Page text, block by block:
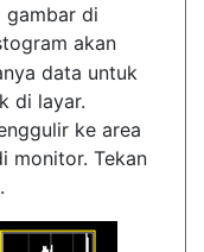
gambar di
akan
data untuk
di layar.
ke area
monitor. Tekan